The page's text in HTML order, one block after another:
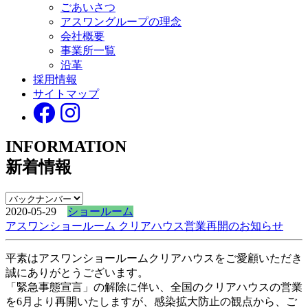
ごあいさつ
アスワングループの理念
会社概要
事業所一覧
沿革
採用情報
サイトマップ
INFORMATION
新着情報
2020-05-29
ショールーム
アスワンショールーム クリアハウス営業再開のお知らせ
平素はアスワンショールームクリアハウスをご愛顧いただき
誠にありがとうございます。
「緊急事態宣言」の解除に伴い、全国のクリアハウスの営業
を6月より再開いたしますが、感染拡大防止の観点から、ご